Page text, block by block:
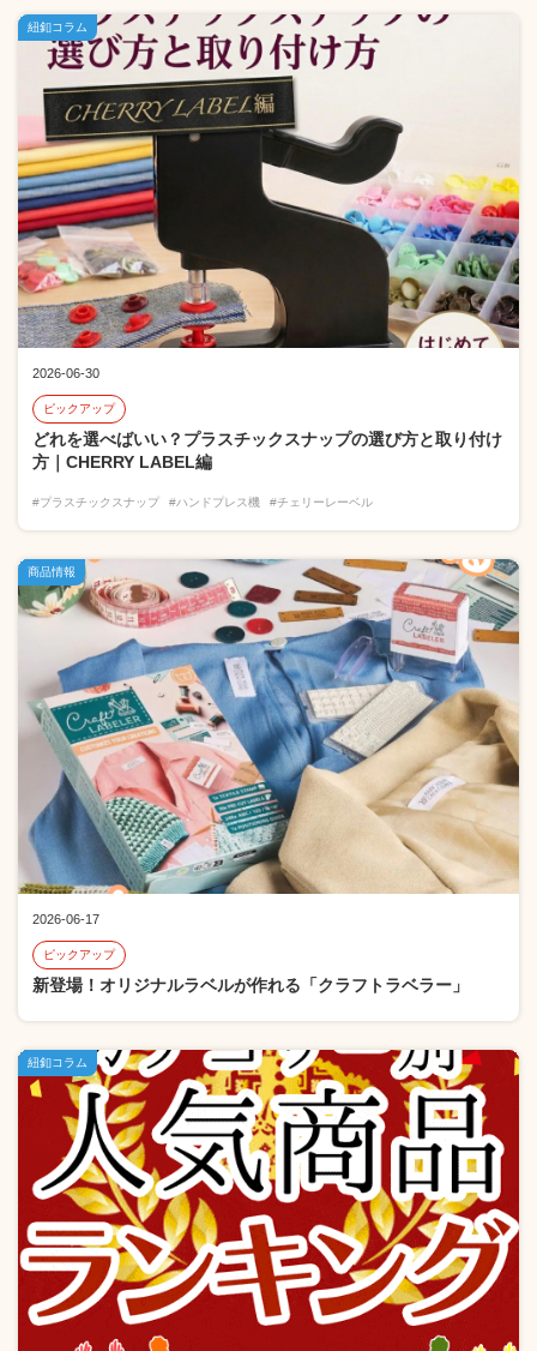
2026-06-30
ピックアップ
どれを選べばいい？プラスチックスナップの選び方と取り付け
方｜CHERRY LABEL編
#プラスチックスナップ #ハンドプレス機 #チェリーレーベル
紐釦コラム
2026-06-17
ピックアップ
新登場！オリジナルラベルが作れる「クラフトラベラー」
商品情報
紐釦コラム